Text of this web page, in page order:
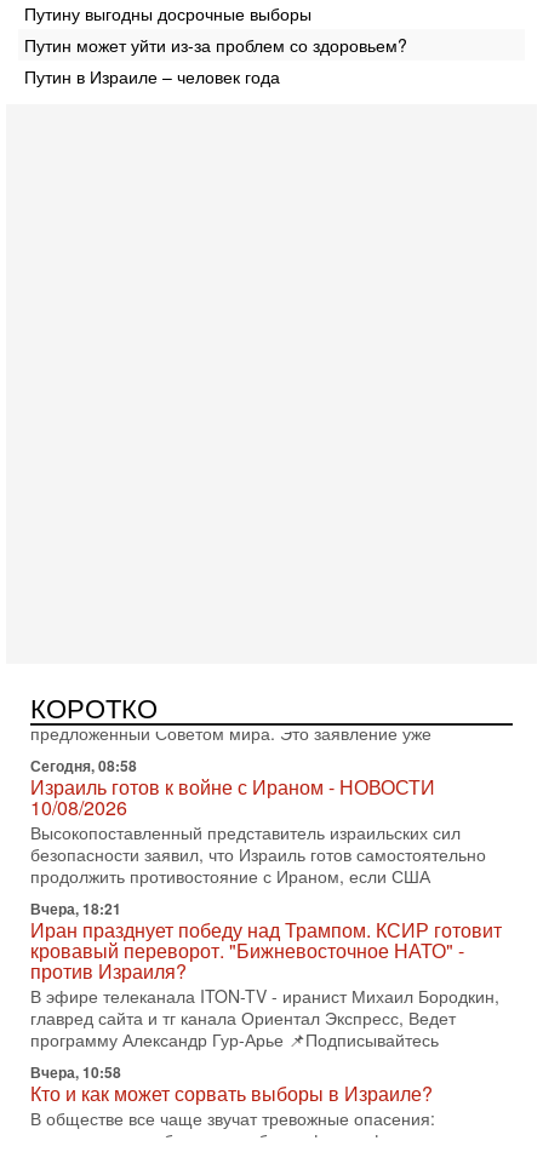
Путину выгодны досрочные выборы
Путин может уйти из-за проблем со здоровьем?
Путин в Израиле – человек года
КОРОТКО
заявил: Израиль отвергает план по урегулированию в Газе,
предложенный Советом мира. Это заявление уже
Сегодня, 08:58
Израиль готов к войне с Ираном - НОВОСТИ
10/08/2026
Высокопоставленный представитель израильских сил
безопасности заявил, что Израиль готов самостоятельно
продолжить противостояние с Ираном, если США
Вчера, 18:21
Иран празднует победу над Трампом. КСИР готовит
кровавый переворот. "Бижневосточное НАТО" -
против Израиля?
В эфире телеканала ITON-TV - иранист Михаил Бородкин,
главред сайта и тг канала Ориентал Экспресс, Ведет
программу Александр Гур-Арье 📌Подписывайтесь
Вчера, 10:58
Кто и как может сорвать выборы в Израиле?
В обществе все чаще звучат тревожные опасения:
предстоящие выборы могут быть сфальсифицированы, их